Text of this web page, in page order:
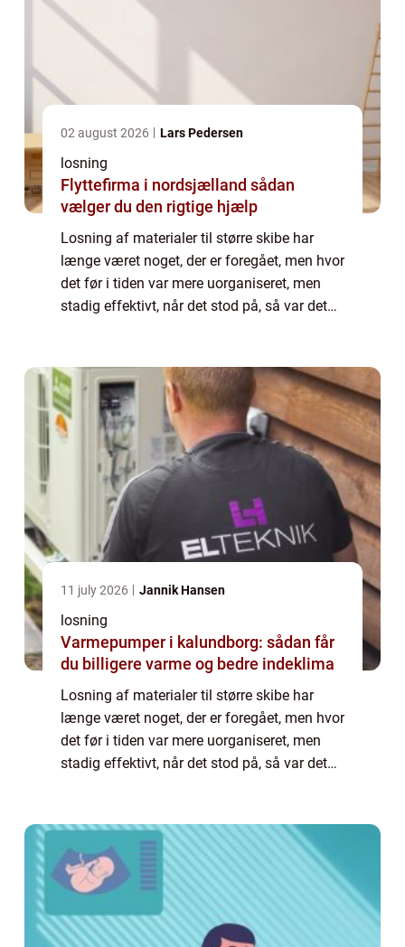
02 august 2026 Lars Pedersen
losning
Flyttefirma i nordsjælland sådan
vælger du den rigtige hjælp
Losning af materialer til større skibe har
længe været noget, der er foregået, men hvor
det før i tiden var mere uorganiseret, men
stadig effektivt, når det stod på, så var det
11 july 2026 Jannik Hansen
losning
Varmepumper i kalundborg: sådan får
du billigere varme og bedre indeklima
Losning af materialer til større skibe har
længe været noget, der er foregået, men hvor
det før i tiden var mere uorganiseret, men
stadig effektivt, når det stod på, så var det